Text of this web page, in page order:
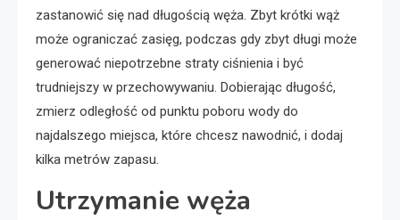
zastanowić się nad długością węża. Zbyt krótki wąż
może ograniczać zasięg, podczas gdy zbyt długi może
generować niepotrzebne straty ciśnienia i być
trudniejszy w przechowywaniu. Dobierając długość,
zmierz odległość od punktu poboru wody do
najdalszego miejsca, które chcesz nawodnić, i dodaj
kilka metrów zapasu.
Utrzymanie węża